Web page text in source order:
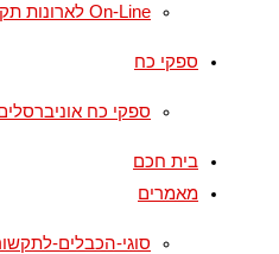
On-Line לארונות תקשורת
ספקי כח
ספקי כח
בית חכם
מאמרים
סוגי-הכבלים-